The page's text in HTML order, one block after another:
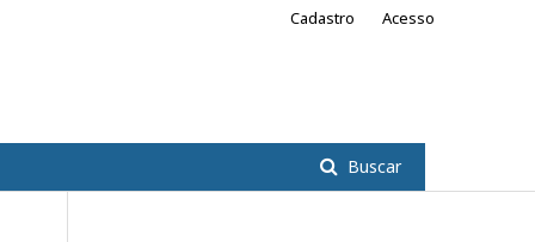
Buscar
Cadastro Acesso